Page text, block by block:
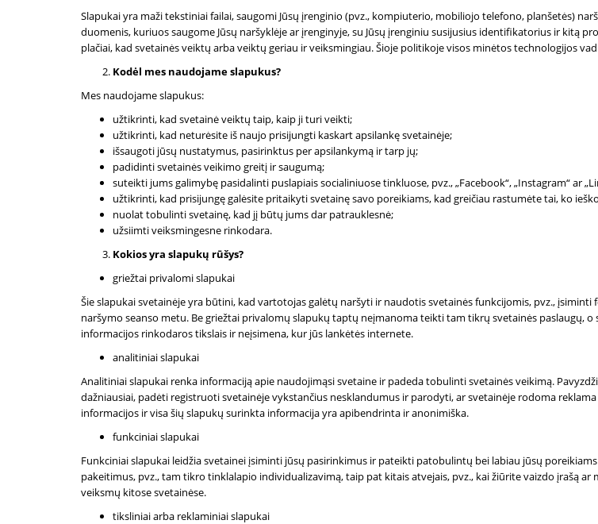
Slapukai yra maži tekstiniai failai, saugomi Jūsų įrenginio (pvz., kompiuterio, mobiliojo telefono, planšetės)
duomenis, kuriuos saugome Jūsų naršyklėje ar įrenginyje, su Jūsų įrenginiu susijusius identifikatorius ir kitą
plačiai, kad svetainės veiktų arba veiktų geriau ir veiksmingiau. Šioje politikoje visos minėtos technologijos
Kodėl mes naudojame slapukus?
Mes naudojame slapukus:
užtikrinti, kad svetainė veiktų taip, kaip ji turi veikti;
užtikrinti, kad neturėsite iš naujo prisijungti kaskart apsilankę svetainėje;
išsaugoti jūsų nustatymus, pasirinktus per apsilankymą ir tarp jų;
padidinti svetainės veikimo greitį ir saugumą;
suteikti jums galimybę pasidalinti puslapiais socialiniuose tinkluose, pvz., „Facebook“, „Instagram“ ar
užtikrinti, kad prisijungę galėsite pritaikyti svetainę savo poreikiams, kad greičiau rastumėte tai, ko
nuolat tobulinti svetainę, kad jį būtų jums dar patrauklesnė;
užsiimti veiksmingesne rinkodara.
Kokios yra slapukų rūšys?
griežtai privalomi slapukai
Šie slapukai svetainėje yra būtini, kad vartotojas galėtų naršyti ir naudotis svetainės funkcijomis, pvz.,
naršymo seanso metu. Be griežtai privalomų slapukų taptų neįmanoma teikti tam tikrų svetainės paslaugų,
informacijos rinkodaros tikslais ir neįsimena, kur jūs lankėtės internete.
analitiniai slapukai
Analitiniai slapukai renka informaciją apie naudojimąsi svetaine ir padeda tobulinti svetainės veikimą.
dažniausiai, padėti registruoti svetainėje vykstančius nesklandumus ir parodyti, ar svetainėje rodoma
informacijos ir visa šių slapukų surinkta informacija yra apibendrinta ir anonimiška.
funkciniai slapukai
Funkciniai slapukai leidžia svetainei įsiminti jūsų pasirinkimus ir pateikti patobulintų bei labiau jūsų
pakeitimus, pvz., tam tikro tinklalapio individualizavimą, taip pat kitais atvejais, pvz., kai žiūrite vaizdo įrašą
veiksmų kitose svetainėse.
tiksliniai arba reklaminiai slapukai